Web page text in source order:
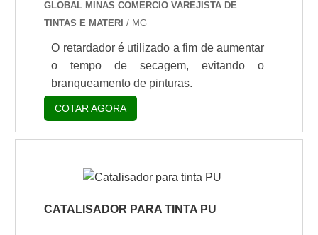
melhor atender.INFORMAÇÕES
INTERESSANTES SOBRE A
ORGANIZAÇÃOSomente na AODRAN
existe variedade e qualidade quando o
assunto for fornecimento de produtos
químicos para aplicações industriais. A
promotores de adesão e catalisador de
assertividade.Se diferenciando dentro de
GLOBAL MINAS COMERCIO VAREJISTA DE
TINTAS E MATERI / MG
O retardador é utilizado a fim de aumentar
o tempo de secagem, evitando o
branqueamento de pinturas.
COTAR AGORA
CATALISADOR PARA TINTA PU